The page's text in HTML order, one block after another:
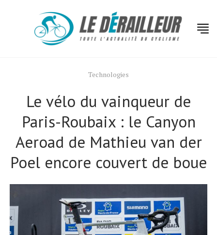
Technologies
Le vélo du vainqueur de
Paris-Roubaix : le Canyon
Aeroad de Mathieu van der
Poel encore couvert de boue